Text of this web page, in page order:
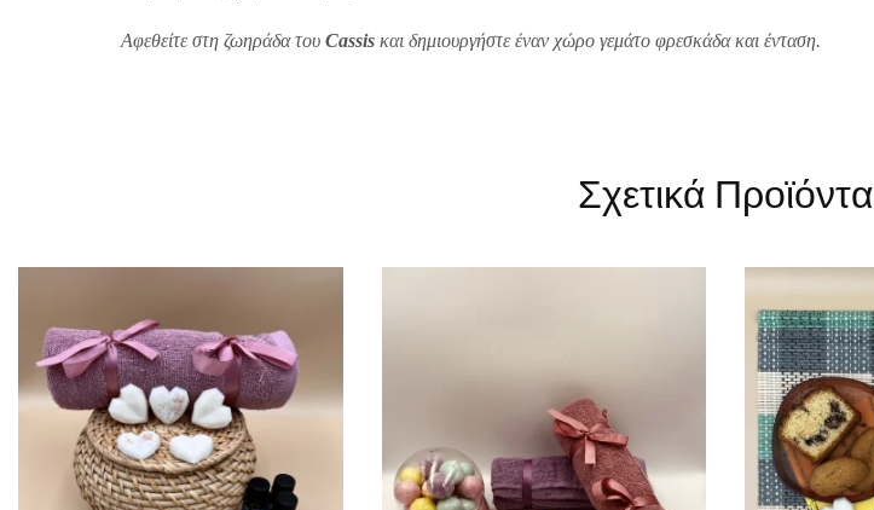
Αφεθείτε στη ζωηράδα του Cassis και δημιουργήστε έναν χώρο γεμάτο φρεσκάδα και ένταση.
Σχετικά Προϊόντα